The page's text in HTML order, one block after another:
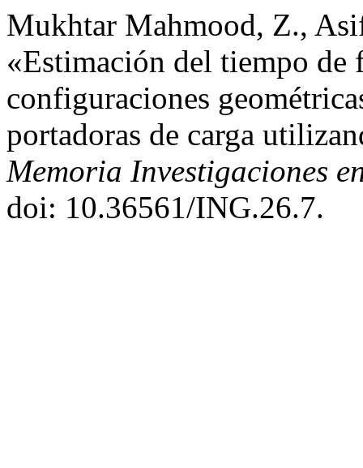
Mukhtar Mahmood, Z.,
«Estimación del tiempo de
configuraciones
portadoras de carga
Memoria Investigaciones
doi: 10.36561/ING.26.7.